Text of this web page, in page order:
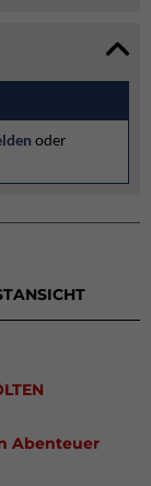
oder
Abenteuer